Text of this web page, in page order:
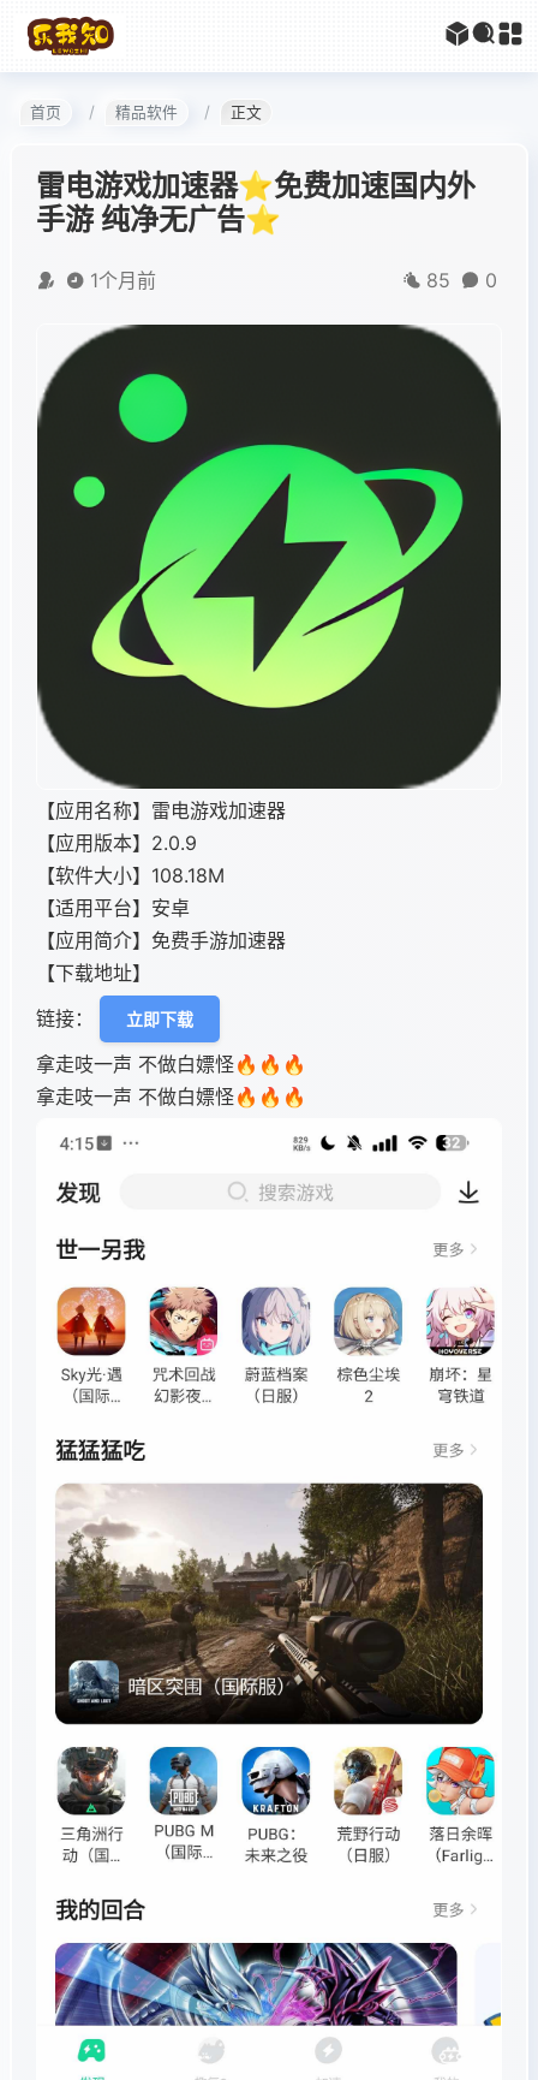
首页 精品软件 正文
雷电游戏加速器⭐免费加速国内外
手游 纯净无广告⭐
1个月前 85 0
【应用名称】雷电游戏加速器
【应用版本】2.0.9
【软件大小】108.18M
【适用平台】安卓
【应用简介】免费手游加速器
【下载地址】
链接：
立即下载
拿走吱一声 不做白嫖怪🔥🔥🔥
拿走吱一声 不做白嫖怪🔥🔥🔥